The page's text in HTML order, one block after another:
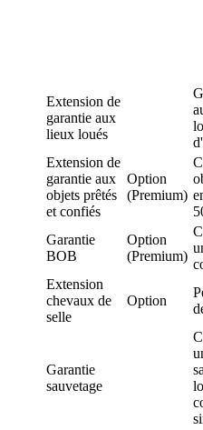
Extension de
garantie aux
lieux loués
Extension de
garantie aux
objets prêtés
et confiés
Option
(Premium)
Garantie
BOB
Option
(Premium)
Extension
chevaux de
selle
Option
Garantie
sauvetage